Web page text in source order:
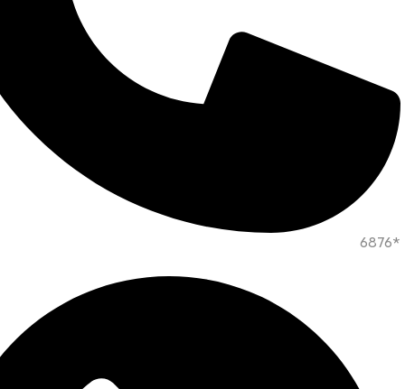
*6876